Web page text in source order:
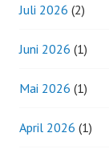
Juli 2026 (2)
Juni 2026 (1)
Mai 2026 (1)
April 2026 (1)